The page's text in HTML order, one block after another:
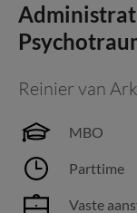
Reinier van
MBO
Parttime
Vaste